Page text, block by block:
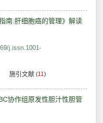
南:肝细胞癌的管理》解读
j.issn.1001-
施引文献 (11)
协作组原发性胆汁性胆管